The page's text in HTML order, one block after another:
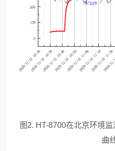
图2. HT-8700在北京环境
曲